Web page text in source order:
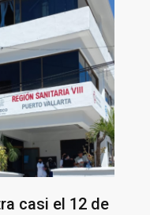
casi el 12 de